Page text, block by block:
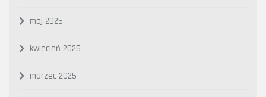
maj 2025
kwiecień 2025
marzec 2025